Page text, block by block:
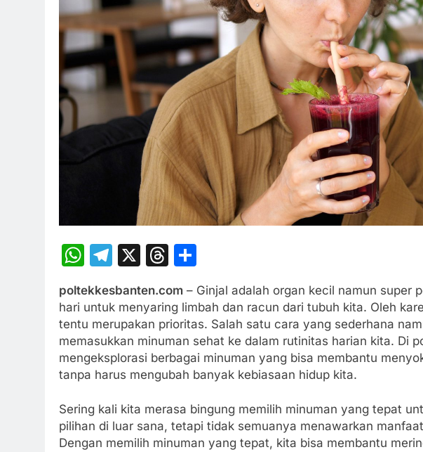
WhatsApp
Telegram
X Threads
poltekkesbanten.com – Ginjal adalah organ kecil namun super
hari untuk menyaring limbah dan racun dari tubuh kita. Oleh
tentu merupakan prioritas. Salah satu cara yang sederhana
memasukkan minuman sehat ke dalam rutinitas harian kita. Di
mengeksplorasi berbagai minuman yang bisa membantu
tanpa harus mengubah banyak kebiasaan hidup kita.
Sering kali kita merasa bingung memilih minuman yang tepat
pilihan di luar sana, tetapi tidak semuanya menawarkan
Dengan memilih minuman yang tepat, kita bisa membantu